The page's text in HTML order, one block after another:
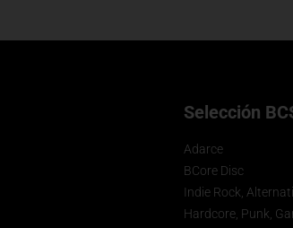
Selección
Adarce
BCore Disc
Indie Rock,
Hardcore, Punk,